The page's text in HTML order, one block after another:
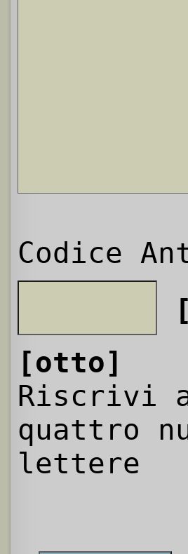
Codice
[otto]
Riscrivi
quattro
lettere